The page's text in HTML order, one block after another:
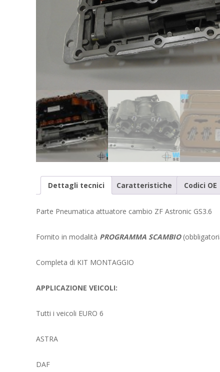
Dettagli tecnici Caratteristiche Codici OE
Parte Pneumatica attuatore cambio ZF Astronic GS3.6
Fornito in modalità PROGRAMMA SCAMBIO
Completa di KIT MONTAGGIO
APPLICAZIONE VEICOLI:
Tutti i veicoli EURO 6
ASTRA
DAF